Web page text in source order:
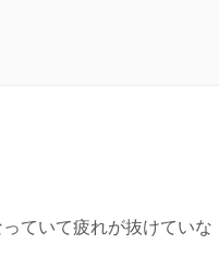
ていて疲れが抜けていな